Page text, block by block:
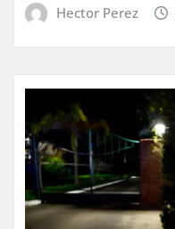
Hector Perez